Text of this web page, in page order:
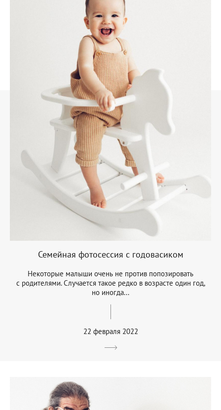
Семейная фотосессия с годовасиком
Некоторые малыши очень не против попозировать
с родителями. Случается такое редко в возрасте один год,
но иногда...
22 февраля 2022